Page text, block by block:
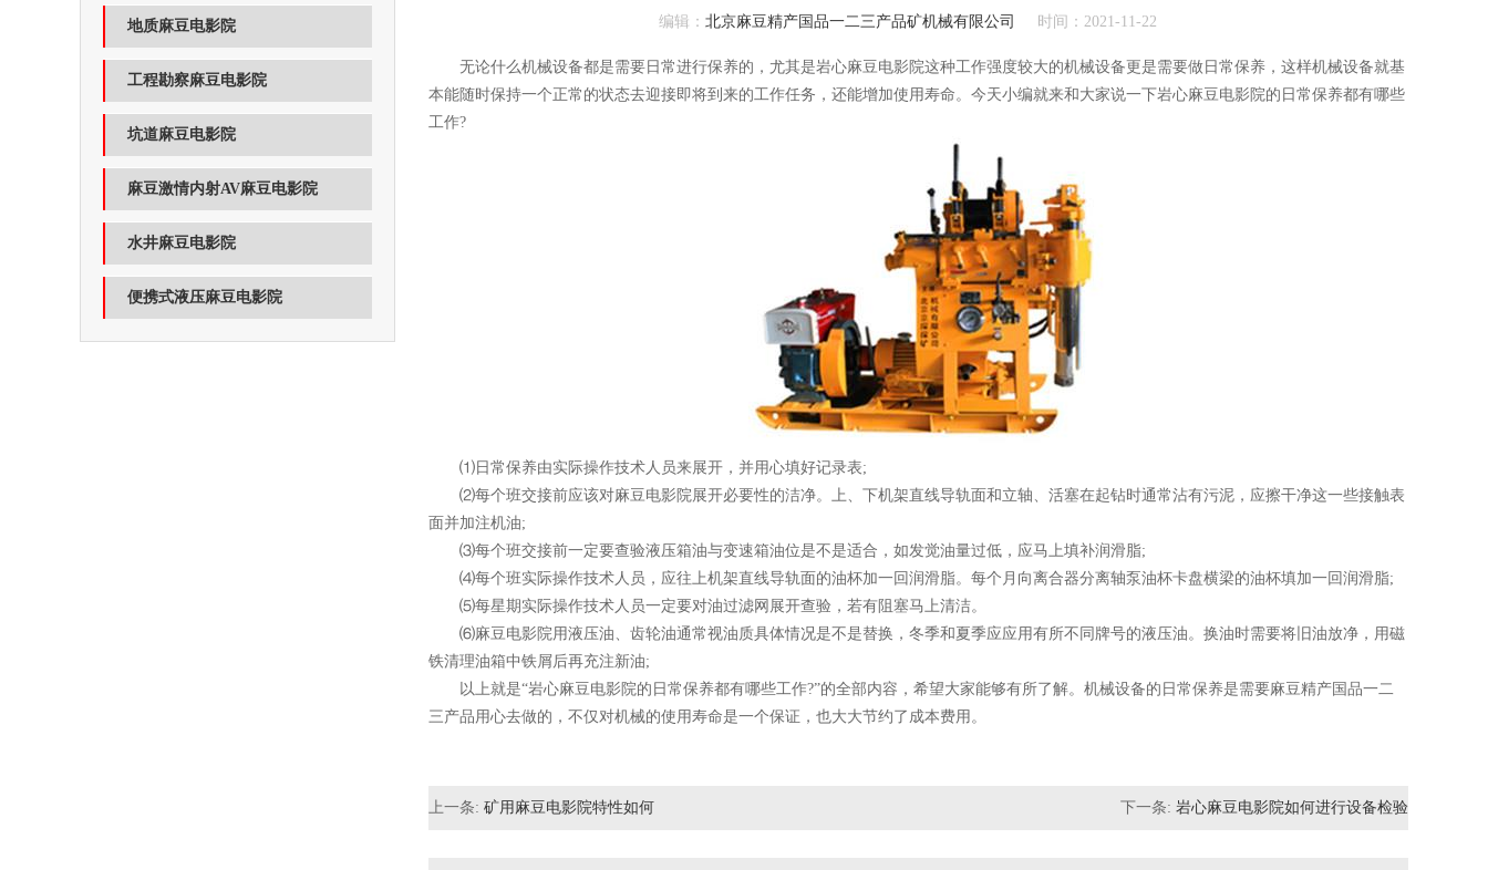
地质麻豆电影院
工程勘察麻豆电影院
坑道麻豆电影院
麻豆激情内射AV麻豆电影院
水井麻豆电影院
便携式液压麻豆电影院
编辑： 北京麻豆精产国品一二三产品矿机械有限公司 时间：2021-11-22
无论什么机械设备都是需要日常进行保养的，尤其是岩心麻豆电影院这种工作强度较大的机械设备更是需要做日常保养，这样机械设备就基
本能随时保持一个正常的状态去迎接即将到来的工作任务，还能增加使用寿命。今天小编就来和大家说一下岩心麻豆电影院的日常保养都有哪些
工作?
⑴日常保养由实际操作技术人员来展开，并用心填好记录表;
⑵每个班交接前应该对麻豆电影院展开必要性的洁净。上、下机架直线导轨面和立轴、活塞在起钻时通常沾有污泥，应擦干净这一些接触表
面并加注机油;
⑶每个班交接前一定要查验液压箱油与变速箱油位是不是适合，如发觉油量过低，应马上填补润滑脂;
⑷每个班实际操作技术人员，应往上机架直线导轨面的油杯加一回润滑脂。每个月向离合器分离轴泵油杯卡盘横梁的油杯填加一回润滑脂;
⑸每星期实际操作技术人员一定要对油过滤网展开查验，若有阻塞马上清洁。
⑹麻豆电影院用液压油、齿轮油通常视油质具体情况是不是替换，冬季和夏季应应用有所不同牌号的液压油。换油时需要将旧油放净，用磁
铁清理油箱中铁屑后再充注新油;
以上就是“岩心麻豆电影院的日常保养都有哪些工作?”的全部内容，希望大家能够有所了解。机械设备的日常保养是需要麻豆精产国品一二
三产品用心去做的，不仅对机械的使用寿命是一个保证，也大大节约了成本费用。
上一条: 矿用麻豆电影院特性如何 下一条: 岩心麻豆电影院如何进行设备检验